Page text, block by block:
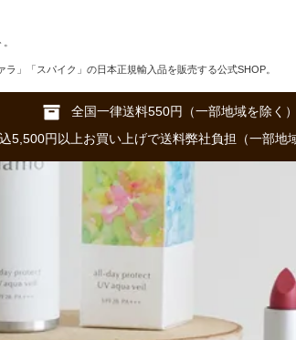
」「スパイク」の日本正規輸入品を販売する公式SHOP。
全国一律送料550円（一部地域を除く）
5,500円以上お買い上げで送料弊社負担（一部地